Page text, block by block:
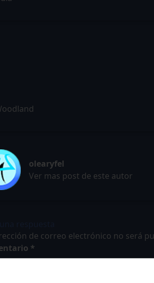
olearyfel
Ver mas post de este autor
de correo electrónico no será
*